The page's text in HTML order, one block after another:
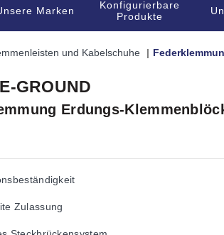
Marken
Konfigurierbare
Produkte
und Kabelschuhe
GROUND
Erdungs-
Zulassung